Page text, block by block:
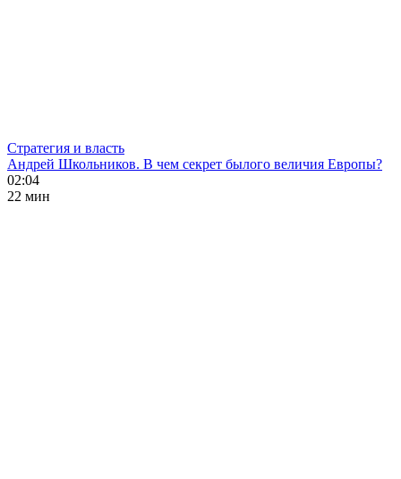
Стратегия и власть
Андрей Школьников. В чем секрет былого величия Европы?
02:04
22 мин